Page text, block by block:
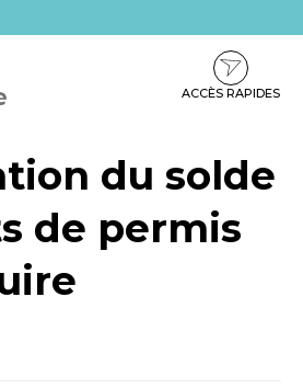
ACCÈS RAPIDES
du solde
de permis